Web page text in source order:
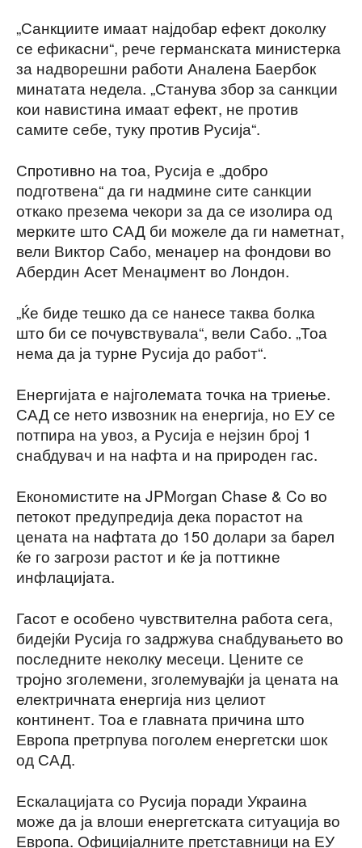
„Санкциите имаат најдобар ефект доколку
се ефикасни“, рече германската министерка
за надворешни работи Аналена Баербок
минатата недела. „Станува збор за санкции
кои навистина имаат ефект, не против
самите себе, туку против Русија“.
Спротивно на тоа, Русија е „добро
подготвена“ да ги надмине сите санкции
откако презема чекори за да се изолира од
мерките што САД би можеле да ги наметнат,
вели Виктор Сабо, менаџер на фондови во
Абердин Асет Менаџмент во Лондон.
„Ќе биде тешко да се нанесе таква болка
што би се почувствувала“, вели Сабо. „Тоа
нема да ја турне Русија до работ“.
Енергијата е најголемата точка на триење.
САД се нето извозник на енергија, но ЕУ се
потпира на увоз, а Русија е нејзин број 1
снабдувач и на нафта и на природен гас.
Економистите на JPMorgan Chase & Co во
петокот предупредија дека порастот на
цената на нафтата до 150 долари за барел
ќе го загрози растот и ќе ја поттикне
инфлацијата.
Гасот е особено чувствителна работа сега,
бидејќи Русија го задржува снабдувањето во
последните неколку месеци. Цените се
тројно зголемени, зголемувајќи ја цената на
електричната енергија низ целиот
континент. Тоа е главната причина што
Европа претрпува поголем енергетски шок
од САД.
Ескалацијата со Русија поради Украина
може да ја влоши енергетската ситуација во
Европа. Официјалните претставници на ЕУ